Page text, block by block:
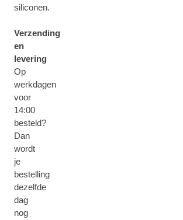
siliconen.
Verzending
en
levering
Op
werkdagen
voor
14:00
besteld?
Dan
wordt
je
bestelling
dezelfde
dag
nog